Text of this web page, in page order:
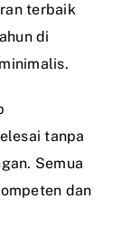
terbaik
di
tanpa
Semua
dan